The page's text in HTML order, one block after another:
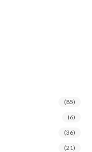
(85)
(6)
(36)
(21)